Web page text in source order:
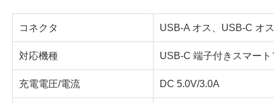
コネクタ USB-A オス、USB-C オス
対応機種 USB-C 端子付きスマー
充電電圧/電流 DC 5.0V/3.0A